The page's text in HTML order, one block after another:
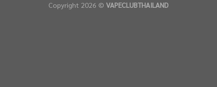
Copyright 2026 © VAPECLUBTHAILAND